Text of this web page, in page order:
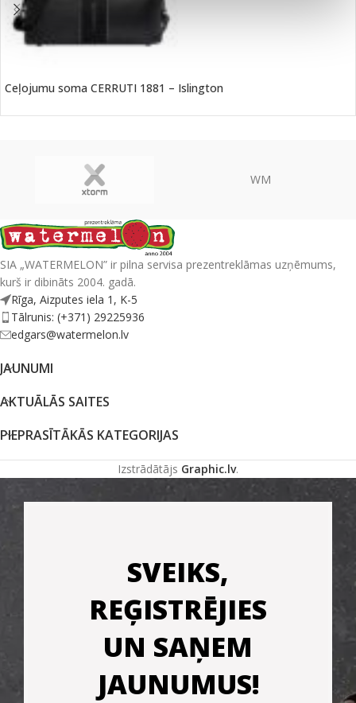
Ceļojumu soma CERRUTI 1881 – Islington
WM
SIA „WATERMELON” ir pilna servisa prezentreklāmas uzņēmums,
kurš ir dibināts 2004. gadā.
Rīga, Aizputes iela 1, K-5
Tālrunis: (+371) 29225936
edgars@watermelon.lv
JAUNUMI
AKTUĀLĀS SAITES
PIEPRASĪTĀKĀS KATEGORIJAS
Izstrādātājs Graphic.lv.
SVEIKS,
REĢISTRĒJIES
UN SAŅEM
JAUNUMUS!